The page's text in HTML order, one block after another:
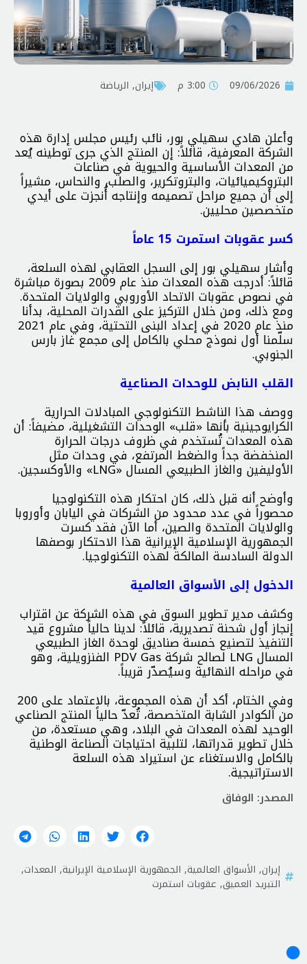
09/06/2026 3:00 م إيران, الرياضة
وأعلن هادي سهيلي بور، نائب رئيس مجلس إدارة هذه
الشركة المعرفية، قائلاً: إن المنتج الذي جرى توطينه يُعد
من المعدات الأساسية والحيوية في صناعات
البتروكيميائيات، والبتروتكرير، والصلب، والنحاس، مشيراً
إلى أن جميع مراحل تصميمه وإنتاجه أُنجزت على أيدي
متخصصين محليين.
كسر عقوبات استمرت 15 عاماً
وأشار سهيلي بور إلى السجل العقابي لهذه السلعة،
قائلاً: أدرجت هذه المعدات منذ عام 2009 بصورة مباشرة
في نصوص عقوبات الاتحاد الأوروبي والولايات المتحدة.
ومع ذلك، ومن خلال التركيز على القدرات المحلية، بدأنا
منذ عام 2020 في إعداد البنى التحتية، وفي عام 2021
سلّمنا أول نموذج محلي بالكامل إلى مجمع غاز بارس
الجنوبي.
القلب النابض للوحدات الصناعية
ووصف هذا الناشط التكنولوجي المبادلات الحرارية
الكرايوجينية بأنها «قلب» الوحدات التشغيلية، مضيفاً: أن
هذه المعدات تُستخدم في ظروف درجات الحرارة
المنخفضة جداً والضغط المرتفع، في وحدات مثل
الأوليفين والغاز الطبيعي المسال «LNG» والأوكسجين.
وأوضح أنه قبل ذلك، كان احتكار هذه التكنولوجيا
محصوراً في عدد محدود من الشركات في اليابان وأوروبا
والولايات المتحدة والصين، أما الآن فقد كسرت
الجمهورية الإسلامية الإيرانية هذا الاحتكار بوصفها
الدولة السادسة المالكة لهذه التكنولوجيا.
الدخول إلى الأسواق العالمية
وكشف مدير تطوير السوق في هذه الشركة عن اقتراب
إنجاز أول شحنة تصديرية، قائلاً: لدينا حالياً مشروع قيد
التنفيذ لتصنيع خمسة صناديق لوحدة الغاز الطبيعي
المسال LNG لصالح شركة PDV Gas الفنزويلية، وهو
في مراحله النهائية وسيُصدّر قريباً.
وفي الختام، أكد أن هذه المجموعة، بالاعتماد على 200
من الكوادر الشابة المتخصصة، تُعدّ حالياً المنتج الصناعي
الوحيد لهذه المعدات في البلاد، وهي مستعدة، من
خلال تطوير قدراتها، لتلبية احتياجات الصناعة الوطنية
بالكامل والاستغناء عن استيراد هذه السلعة
الاستراتيجية.
المصدر: الوفاق
إيران, الأسواق العالمية, الجمهورية الإسلامية الإيرانية, المعدات,
التبريد العميق, عقوبات استمرت